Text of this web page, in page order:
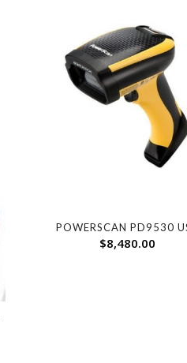
POWERSCAN PD9530
$8,480.00